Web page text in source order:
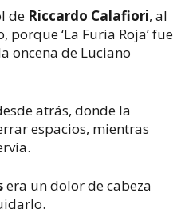
de Riccardo Calafiori, al
porque ‘La Furia Roja’ fue
oncena de Luciano
atrás, donde la
espacios, mientras
era un dolor de cabeza